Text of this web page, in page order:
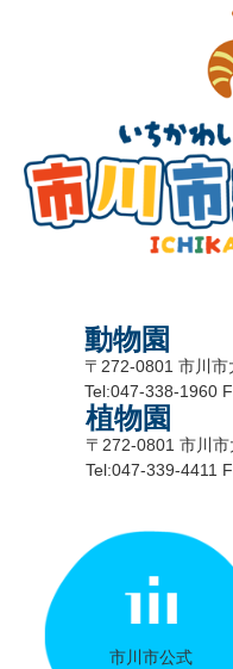
動物園
〒272-0801 市川市
Tel:047-338-1960
植物園
〒272-0801 市川
Tel:047-339-4411
市川市公式